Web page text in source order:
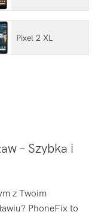
Pixel 2 XL
– Szybka i
z Twoim
PhoneFix to